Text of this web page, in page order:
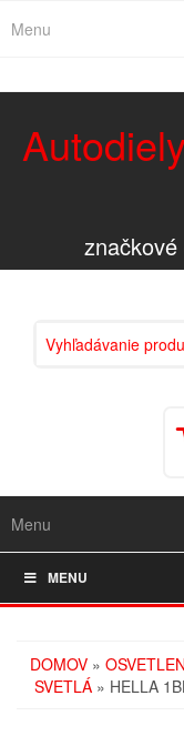
Menu
Menu
MENU
DOMOV »
SVETLÁ » HELLA